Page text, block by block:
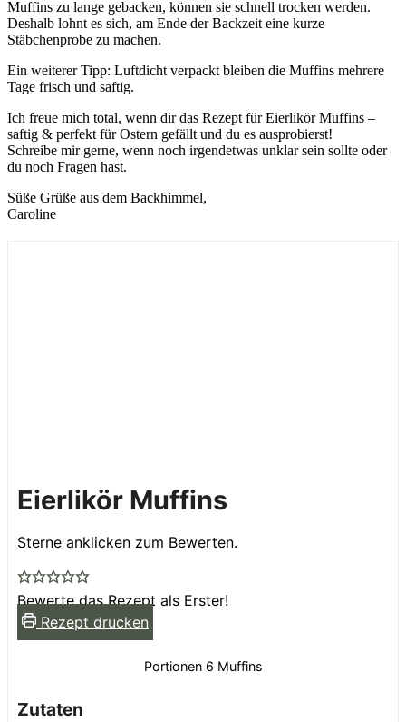
Muffins zu lange gebacken, können sie schnell trocken werden.
Deshalb lohnt es sich, am Ende der Backzeit eine kurze
Stäbchenprobe zu machen.
Ein weiterer Tipp: Luftdicht verpackt bleiben die Muffins mehrere
Tage frisch und saftig.
Ich freue mich total, wenn dir das Rezept für Eierlikör Muffins –
saftig & perfekt für Ostern gefällt und du es ausprobierst!
Schreibe mir gerne, wenn noch irgendetwas unklar sein sollte oder
du noch Fragen hast.
Süße Grüße aus dem Backhimmel,
Caroline
Eierlikör Muffins
Sterne anklicken zum Bewerten.
Bewerte das Rezept als Erster!
Rezept drucken
Portionen 6 Muffins
Zutaten